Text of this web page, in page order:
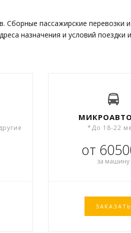
Сборные пассажирские перевозки и
назначения и условий поездки и
*До 18-22
от
за машину
ЗАКАЗАТЬ